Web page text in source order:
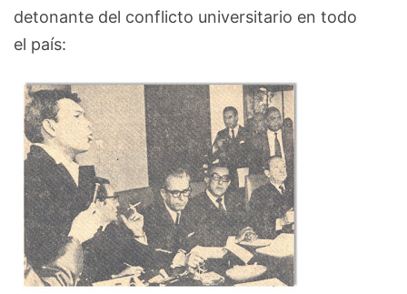
detonante del conflicto universitario en todo
el país: